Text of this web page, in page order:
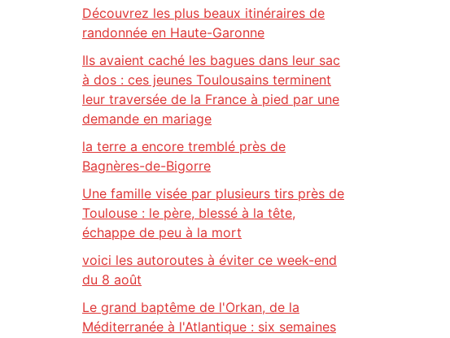
Découvrez les plus beaux itinéraires de
randonnée en Haute-Garonne
Ils avaient caché les bagues dans leur sac
à dos : ces jeunes Toulousains terminent
leur traversée de la France à pied par une
demande en mariage
la terre a encore tremblé près de
Bagnères-de-Bigorre
Une famille visée par plusieurs tirs près de
Toulouse : le père, blessé à la tête,
échappe de peu à la mort
voici les autoroutes à éviter ce week-end
du 8 août
Le grand baptême de l'Orkan, de la
Méditerranée à l'Atlantique : six semaines